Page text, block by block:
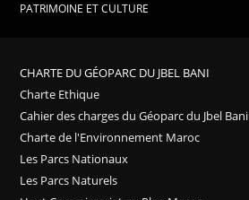
PATRIMOINE ET CULTURE
CHARTE DU GÉOPARC DU JBEL BANI
Charte Ethique
Cahier des charges du Géoparc du Jbel Bani
Charte de l'Environnement Maroc
Les Parcs Nationaux
Les Parcs Naturels